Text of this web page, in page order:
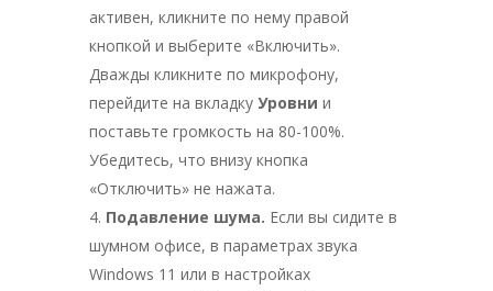
активен, кликните по нему правой
кнопкой и выберите «Включить».
Дважды кликните по микрофону,
перейдите на вкладку Уровни и
поставьте громкость на 80-100%.
Убедитесь, что внизу кнопка
«Отключить» не нажата.
Подавление шума. Если вы сидите в
шумном офисе, в параметрах звука
Windows 11 или в настройках